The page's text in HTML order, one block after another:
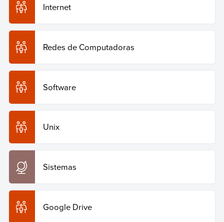
Internet
Redes de Computadoras
Software
Unix
Sistemas
Google Drive